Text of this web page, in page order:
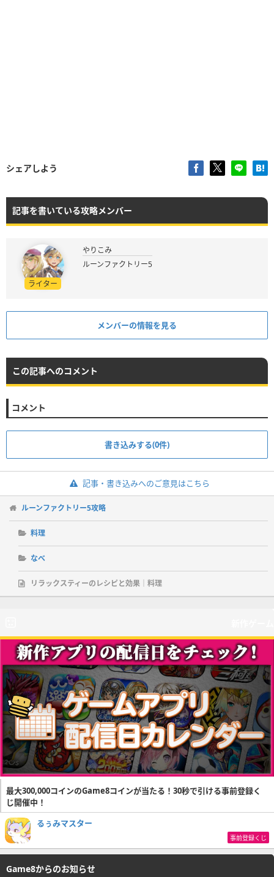
シェアしよう
記事を書いている攻略メンバー
ライター
やりこみ
ルーンファクトリー5
メンバーの情報を見る
この記事へのコメント
コメント
書き込みする(0件)
記事・書き込みへのご意見はこちら
ルーンファクトリー5攻略
料理
なべ
リラックスティーのレシピと効果｜料理
最大300,000コインのGame8コインが当たる！30秒で引ける事前登録く
じ開催中！
るぅみマスター
事前登録くじ
Game8からのお知らせ